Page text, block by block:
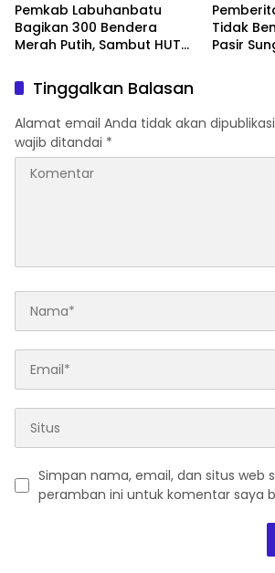
Pemkab Labuhanbatu
Bagikan 300 Bendera
Merah Putih, Sambut HUT
Tidak
Pasir
Tinggalkan Balasan
Alamat email Anda tidak akan
wajib ditandai *
Simpan nama, email, dan situs web
peramban ini untuk komentar saya